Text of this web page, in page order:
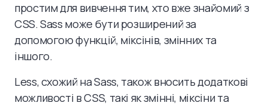
простим для вивчення тим, хто вже знайомий з
CSS. Sass може бути розширений за
допомогою функцій, міксінів, змінних та
іншого.
Less, схожий на Sass, також вносить додаткові
можливості в CSS, такі як змінні, міксіни та